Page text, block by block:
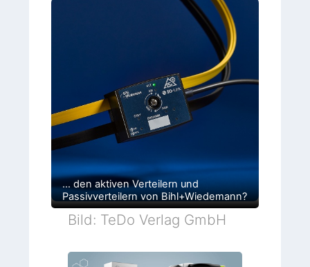
… den aktiven Verteilern und
Passivverteilern von Bihl+Wiedemann?
Bild: TeDo Verlag GmbH